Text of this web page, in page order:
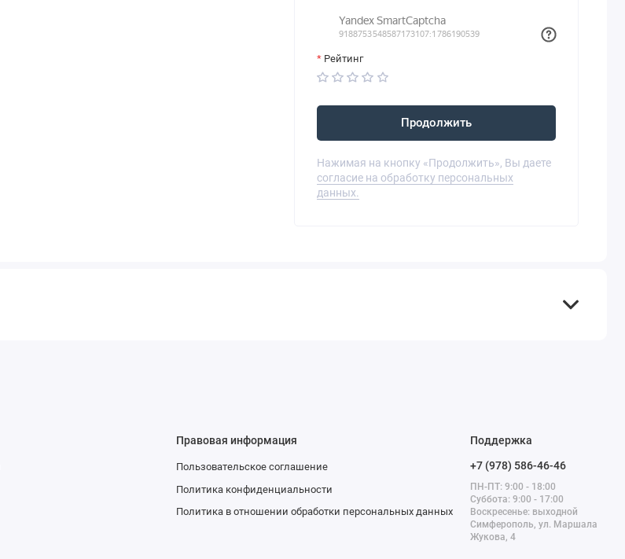
Рейтинг
Продолжить
Нажимая на кнопку «Продолжить», Вы даете
согласие на обработку персональных
данных.
Правовая информация
Пользовательское соглашение
Политика конфиденциальности
Политика в отношении обработки персональных данных
Поддержка
+7 (978) 586-46-46
ПН-ПТ: 9:00 - 18:00
Суббота: 9:00 - 17:00
Воскресенье: выходной
Симферополь, ул. Маршала
Жукова, 4